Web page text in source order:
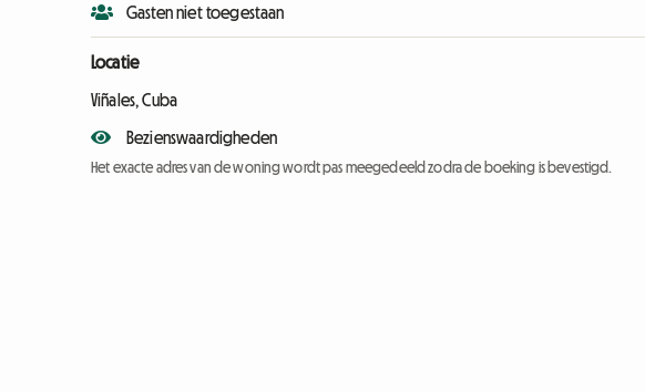
Gasten niet toegestaan
Locatie
Viñales, Cuba
Bezienswaardigheden
Het exacte adres van de woning wordt pas meegedeeld zodra de boeking is bevestigd.